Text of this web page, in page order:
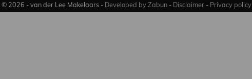
© 2026 - van der Lee Makelaars - Developed by Zabun- Disclaimer- Privacy policy